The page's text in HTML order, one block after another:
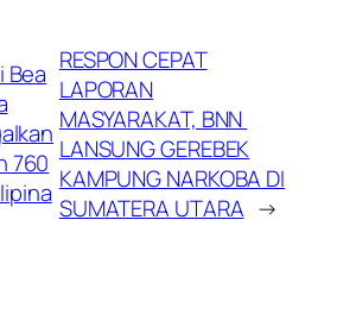
Bea
760
RESPON CEPAT
LAPORAN
MASYARAKAT, BNN
LANSUNG GEREBEK
KAMPUNG NARKOBA DI
SUMATERA UTARA →